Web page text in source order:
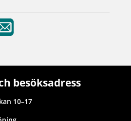
besöksadress
10–17